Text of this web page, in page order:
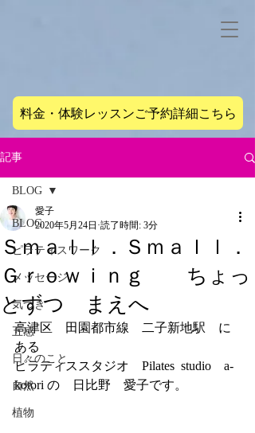
料金・体験レッスンご予約詳細こちら
記事
BLOG
ピラティスワーク
メッセージ
気づき
五感
日々のこと
自然
植物
BLOG
Ｓｍａｌｌ．Ｓｍａｌｌ．
Ｇｒｏｗｉｎｇ ちょっ
とずつ まえへ
愛子
2020年5月24日 読了時間: 3分
高津区　田園都市線　二子新地駅　に
ある
ピラティススタジオ　Pilates  studio　a-
kotori の　日比野　愛子です。